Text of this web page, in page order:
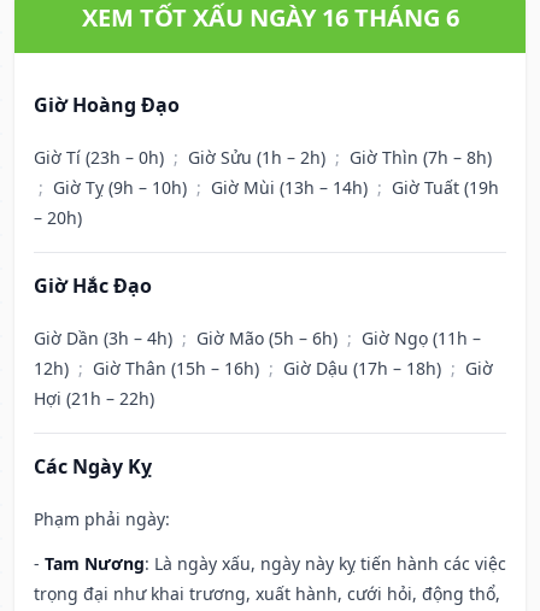
XEM TỐT XẤU NGÀY 16 THÁNG 6
Giờ Hoàng Đạo
Giờ Tí (23h – 0h) ; Giờ Sửu (1h – 2h) ; Giờ Thìn (7h – 8h)
; Giờ Tỵ (9h – 10h) ; Giờ Mùi (13h – 14h) ; Giờ Tuất (19h
– 20h)
Giờ Hắc Đạo
Giờ Dần (3h – 4h) ; Giờ Mão (5h – 6h) ; Giờ Ngọ (11h –
12h) ; Giờ Thân (15h – 16h) ; Giờ Dậu (17h – 18h) ; Giờ
Hợi (21h – 22h)
Các Ngày Kỵ
Phạm phải ngày:
- Tam Nương: Là ngày xấu, ngày này kỵ tiến hành các việc
trọng đại như khai trương, xuất hành, cưới hỏi, động thổ,